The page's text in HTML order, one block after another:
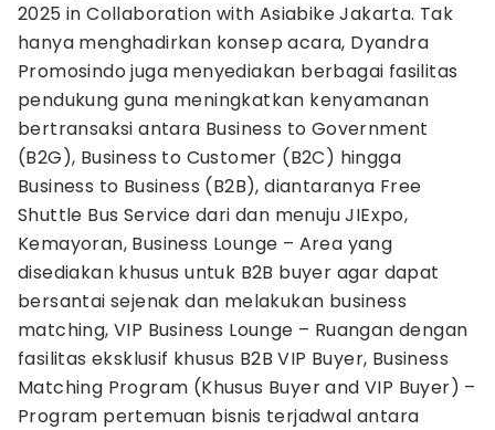
2025 in Collaboration with Asiabike Jakarta. Tak
hanya menghadirkan konsep acara, Dyandra
Promosindo juga menyediakan berbagai fasilitas
pendukung guna meningkatkan kenyamanan
bertransaksi antara Business to Government
(B2G), Business to Customer (B2C) hingga
Business to Business (B2B), diantaranya Free
Shuttle Bus Service dari dan menuju JIExpo,
Kemayoran, Business Lounge – Area yang
disediakan khusus untuk B2B buyer agar dapat
bersantai sejenak dan melakukan business
matching, VIP Business Lounge – Ruangan dengan
fasilitas eksklusif khusus B2B VIP Buyer, Business
Matching Program (Khusus Buyer and VIP Buyer) –
Program pertemuan bisnis terjadwal antara